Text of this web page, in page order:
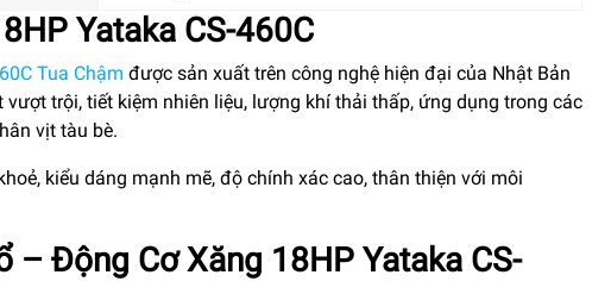
Yataka CS-460C
Tua Chậm được sản xuất trên công nghệ hiện đại của Nhật Bản
trội, tiết kiệm nhiên liệu, lượng khí thải thấp, ứng dụng trong các
vịt tàu bè.
kiểu dáng mạnh mẽ, độ chính xác cao, thân thiện với môi
– Động Cơ Xăng 18HP Yataka CS-